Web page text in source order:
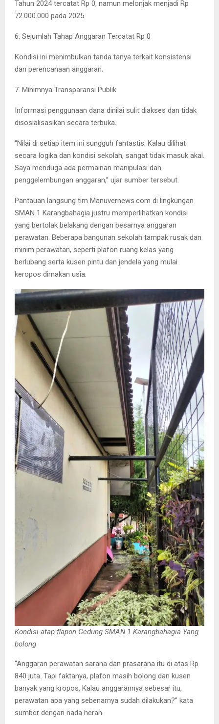
Tahun 2024 tercatat Rp 0, namun melonjak menjadi Rp
72.000.000 pada 2025.
6. Sejumlah Tahap Anggaran Tercatat Rp 0
Kondisi ini menimbulkan tanda tanya terkait konsistensi
dan perencanaan anggaran.
7. Minimnya Transparansi Publik
Informasi penggunaan dana dinilai sulit diakses dan tidak
disosialisasikan secara terbuka.
“Nilai di setiap item ini sungguh fantastis. Kalau dilihat
secara logika dan kondisi sekolah, sangat tidak masuk akal.
Saya menduga ada permainan manipulasi dan
penggelembungan anggaran,” ujar sumber tersebut.
Pantauan langsung tim Manuvernews.com di lingkungan
SMAN 1 Karangbahagia justru memperlihatkan kondisi
yang bertolak belakang dengan besarnya anggaran
perawatan. Beberapa bangunan sekolah tampak rusak dan
minim perawatan, seperti plafon ruang kelas yang
berlubang serta kusen pintu dan jendela yang mulai
keropos dimakan usia.
Kondisi atap flapon Gedung SMAN 1 Karangbahagia Yang
bolong
“Anggaran perawatan sarana dan prasarana itu di atas Rp
840 juta. Tapi faktanya, plafon masih bolong dan kusen
banyak yang kropos. Kalau anggarannya sebesar itu,
perawatan apa yang sebenarnya sudah dilakukan?” kata
sumber dengan nada heran.